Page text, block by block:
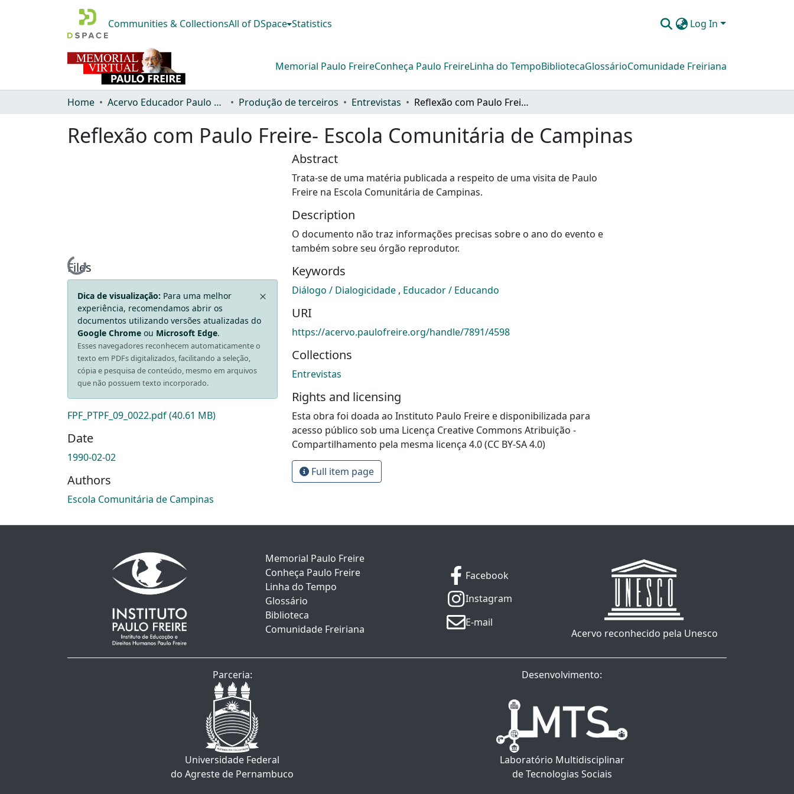
Communities & CollectionsAll of DSpace Statistics Log In
Memorial Paulo FreireConheça Paulo FreireLinha do TempoBibliotecaGlossárioComunidade Freiriana
Home Acervo Educador Paulo Freire Produção de terceiros Entrevistas Reflexão com Paulo Freire- Escola Comunitária de Campinas
Reflexão com Paulo Freire- Escola Comunitária de Campinas
Loading...
Files
Dica de visualização: Para uma melhor
experiência, recomendamos abrir os
documentos utilizando versões atualizadas do
Google Chrome ou Microsoft Edge.
Esses navegadores reconhecem automaticamente o
texto em PDFs digitalizados, facilitando a seleção,
cópia e pesquisa de conteúdo, mesmo em arquivos
que não possuem texto incorporado.
FPF_PTPF_09_0022.pdf(40.61 MB)
Date
1990-02-02
Authors
Escola Comunitária de Campinas
Abstract
Trata-se de uma matéria publicada a respeito de uma visita de Paulo
Freire na Escola Comunitária de Campinas.
Description
O documento não traz informações precisas sobre o ano do evento e
também sobre seu órgão reprodutor.
Keywords
Diálogo / Dialogicidade , Educador / Educando
URI
https://acervo.paulofreire.org/handle/7891/4598
Collections
Entrevistas
Rights and licensing
Esta obra foi doada ao Instituto Paulo Freire e disponibilizada para
acesso público sob uma Licença Creative Commons Atribuição -
Compartilhamento pela mesma licença 4.0 (CC BY-SA 4.0)
Full item page
Memorial Paulo Freire
Conheça Paulo Freire
Linha do Tempo
Glossário
Biblioteca
Comunidade Freiriana
Facebook
Instagram
E-mail
Acervo reconhecido pela Unesco
Parceria:
Universidade Federal
do Agreste de Pernambuco
Desenvolvimento:
Laboratório Multidisciplinar
de Tecnologias Sociais